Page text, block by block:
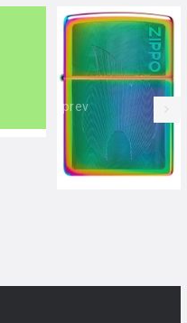
prev